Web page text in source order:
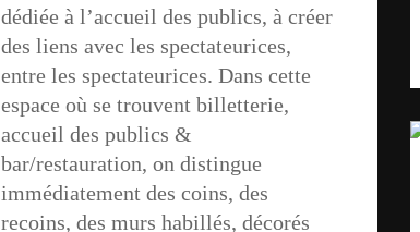
dédiée à l’accueil des publics, à créer
des liens avec les spectateurices,
entre les spectateurices. Dans cette
espace où se trouvent billetterie,
accueil des publics &
bar/restauration, on distingue
immédiatement des coins, des
recoins, des murs habillés, décorés